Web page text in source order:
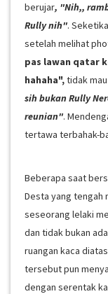
berujar, "Nih,,
Rully nih".
setelah melihat
pas lawan qatar
hahaha",tidak
sih bukan Rully
reunian".
tertawa terbahak-
Beberapa saat
Desta yang tengah
seseorang lelaki
dan tidak bukan
ruangan kaca
tersebut pun
dengan serentak